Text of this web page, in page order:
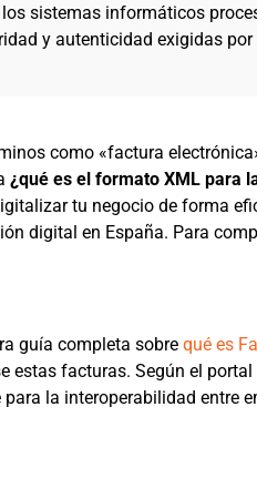
sistemas informáticos
y autenticidad exigidas
como «factura
¿qué es el formato XML para
tu negocio de forma
digital en España. Para
guía completa sobre qué es
estas facturas. Según el
para la interoperabilidad entre